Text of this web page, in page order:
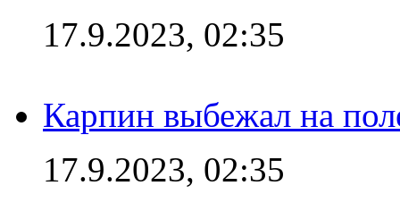
17.9.2023, 02:35
Карпин выбежал на
17.9.2023, 02:35